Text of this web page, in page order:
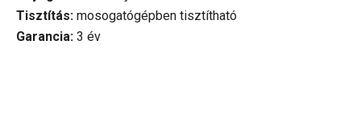
Tisztítás: mosogatógépben tisztítható
Garancia: 3 év